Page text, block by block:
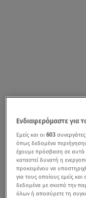
Ενδιαφερόμαστε για
Εμείς και οι603
όπως δεδομένα
έχουμε πρόσβαση σε αυτά
καταστεί δυνατή η
προκειμένου να
για τους οποίους εμείς
δεδομένα με σκοπό την
όλων ή αποσύρετε τη